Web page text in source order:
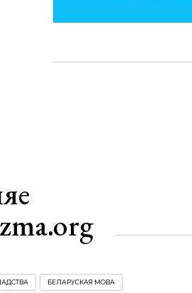
БЕЛАРУСКАЯ МОВА